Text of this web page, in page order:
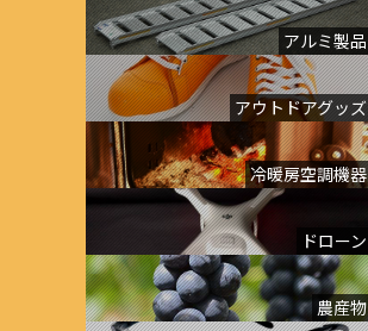
アルミ製品
アウトドアグッズ
冷暖房空調機器
ドローン
農産物